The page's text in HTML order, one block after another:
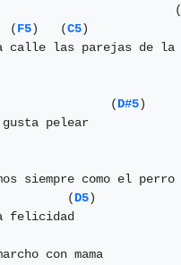
(
(F5)   (C5)
calle las parejas de la
(D#5)
gusta pelear
siempre como el
(D5)
felicidad
con mama